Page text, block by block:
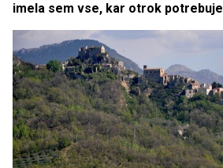
imela sem vse, kar otrok potrebuje